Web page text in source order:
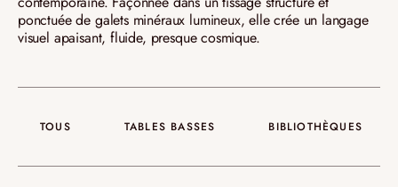
ponctuée de galets minéraux lumineux, elle crée un langage
visuel apaisant, fluide, presque cosmique.
TOUS TABLES BASSES BIBLIOTHÈQUES